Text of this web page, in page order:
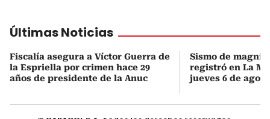
Últimas Noticias
Fiscalía asegura a Víctor Guerra de
la Espriella por crimen hace 29
años de presidente de la Anuc
Sismo de
registró en La
jueves 6 de